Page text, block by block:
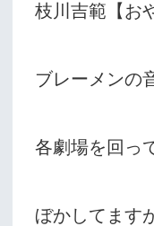
枝川吉範【お
ブレーメンの
各劇場を回っ
ぼかしてます